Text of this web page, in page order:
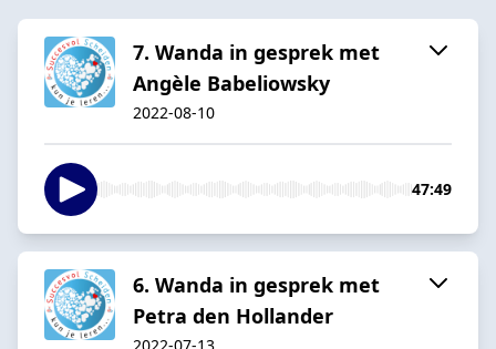
7. Wanda in gesprek met
Angèle Babeliowsky
2022-08-10
47:49
6. Wanda in gesprek met
Petra den Hollander